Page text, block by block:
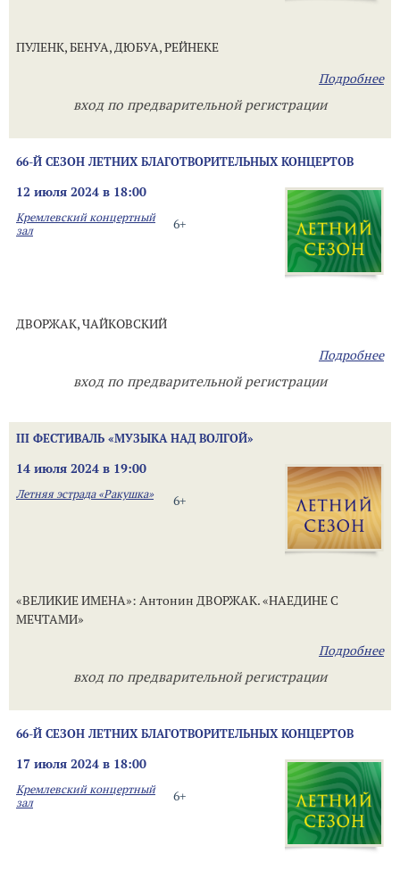
ПУЛЕНК, БЕНУА, ДЮБУА, РЕЙНЕКЕ
Подробнее
вход по предварительной регистрации
66-Й СЕЗОН ЛЕТНИХ БЛАГОТВОРИТЕЛЬНЫХ КОНЦЕРТОВ
12 июля 2024 в 18:00
6+
Кремлевский концертный
зал
ДВОРЖАК, ЧАЙКОВСКИЙ
Подробнее
вход по предварительной регистрации
III ФЕСТИВАЛЬ «МУЗЫКА НАД ВОЛГОЙ»
14 июля 2024 в 19:00
6+
Летняя эстрада «Ракушка»
«ВЕЛИКИЕ ИМЕНА»: Антонин ДВОРЖАК. «НАЕДИНЕ С
МЕЧТАМИ»
Подробнее
вход по предварительной регистрации
66-Й СЕЗОН ЛЕТНИХ БЛАГОТВОРИТЕЛЬНЫХ КОНЦЕРТОВ
17 июля 2024 в 18:00
6+
Кремлевский концертный
зал